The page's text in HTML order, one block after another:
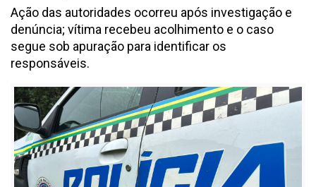
Ação das autoridades ocorreu após investigação e
denúncia; vítima recebeu acolhimento e o caso
segue sob apuração para identificar os
responsáveis.